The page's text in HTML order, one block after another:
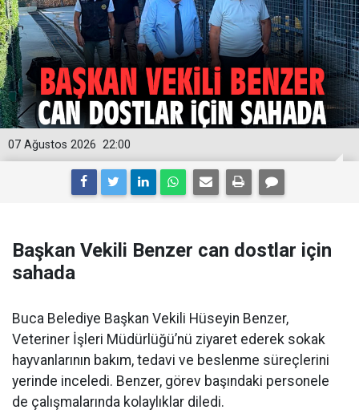
22:00
07 Ağustos 2026
Başkan Vekili Benzer can dostlar için
sahada
Buca Belediye Başkan Vekili Hüseyin Benzer,
Veteriner İşleri Müdürlüğü’nü ziyaret ederek sokak
hayvanlarının bakım, tedavi ve beslenme süreçlerini
yerinde inceledi. Benzer, görev başındaki personele
de çalışmalarında kolaylıklar diledi.